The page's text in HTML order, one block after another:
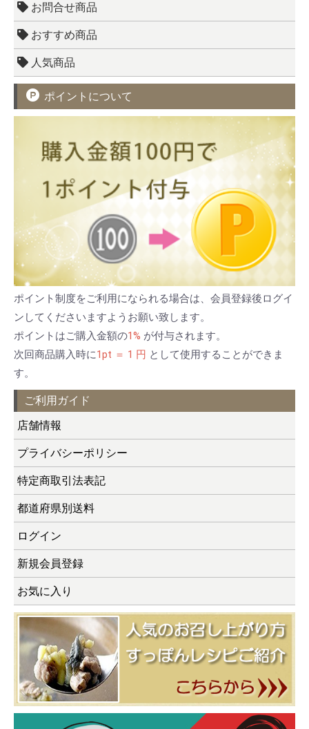
お問合せ商品
おすすめ商品
人気商品
ポイントについて
ポイント制度をご利用になられる場合は、会員登録後ログイ
ンしてくださいますようお願い致します。
ポイントはご購入金額の1% が付与されます。
次回商品購入時に1pt ＝ 1 円 として使用することができま
す。
ご利用ガイド
店舗情報
プライバシーポリシー
特定商取引法表記
都道府県別送料
ログイン
新規会員登録
お気に入り